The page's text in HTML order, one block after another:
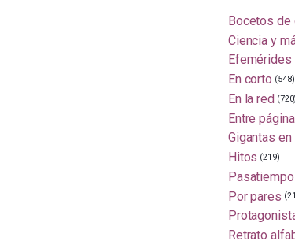
Bocetos de
Ciencia y
Efemérides
En corto (548)
En la red (720)
Entre
Gigantas
Hitos (219)
Por pares
Retrato